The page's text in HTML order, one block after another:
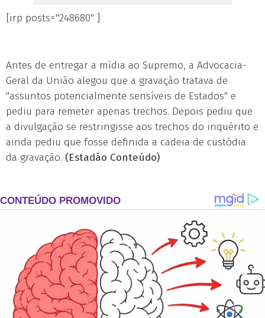
[irp posts="248680" ]
Antes de entregar a mídia ao Supremo, a Advocacia-
Geral da União alegou que a gravação tratava de
"assuntos potencialmente sensíveis de Estados" e
pediu para remeter apenas trechos. Depois pediu que
a divulgação se restringisse aos trechos do inquérito e
ainda pediu que fosse definida a cadeia de custódia
da gravação. (Estadão Conteúdo)